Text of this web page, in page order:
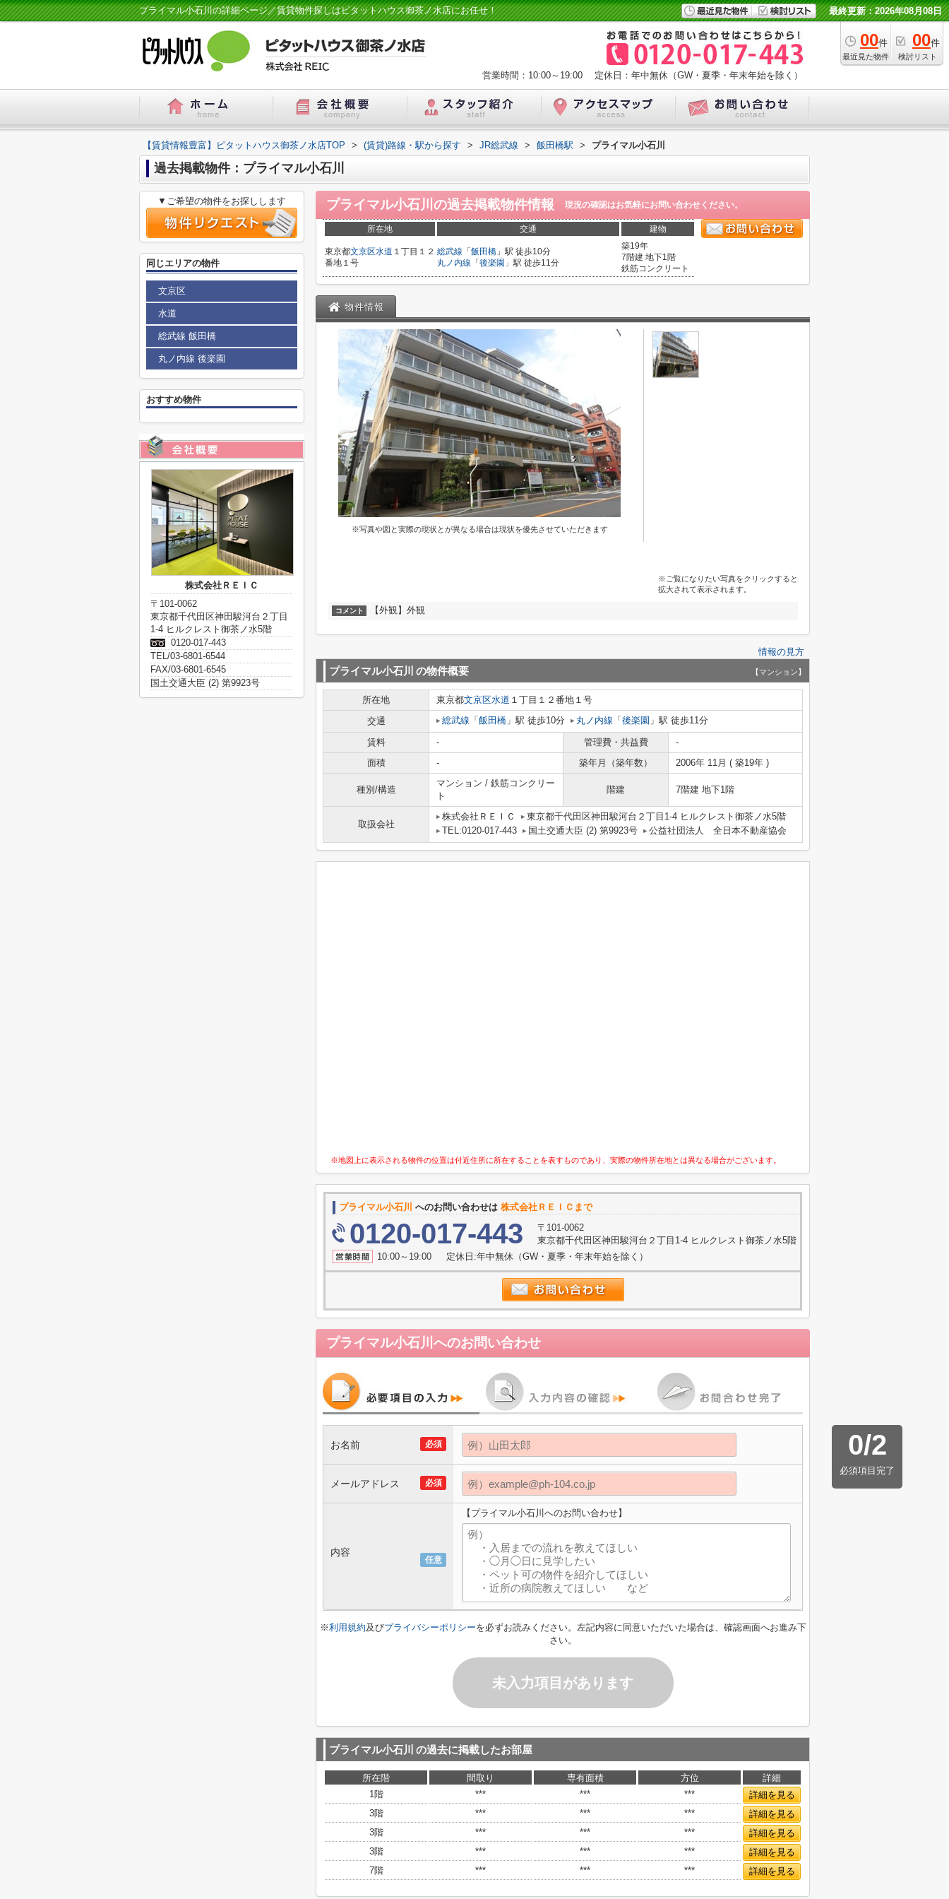
プライマル小石川の詳細ページ／賃貸物件探しはピタットハウス御茶ノ水店にお任せ！ 最終更新：2026年08月08日
00件
最近見た物件
00件
検討リスト
営業時間：10:00～19:00 定休日：年中無休（GW・夏季・年末年始を除く）
【賃貸情報豊富】ピタットハウス御茶ノ水店TOP > (賃貸)路線・駅から探す > JR総武線 > 飯田橋駅 > プライマル小石川
過去掲載物件：プライマル小石川
プライマル小石川 の過去掲載物件情報 現況の確認はお気軽にお問い合わせください。
所在地 交通 建物
東京都文京区水道 １丁目１２
番地１号
総武線 「 飯田橋 」駅 徒歩10分
丸ノ内線 「 後楽園 」駅 徒歩11分
築19年
7階建 地下1階
鉄筋コンクリート
物件情報
※写真や図と実際の現状とが異なる場合は現状を優先させていただきます
※ご覧になりたい写真をクリックすると
拡大されて表示されます。
コメント 【外観】外観
情報の見方
プライマル小石川 の物件概要 【マンション】
所在地 東京都文京区水道 １丁目１２番地１号
交通
総武線 「 飯田橋 」駅 徒歩10分 丸ノ内線 「 後楽園 」駅 徒歩11分
賃料 - 管理費・共益費
-
面積
- 築年月（築年数） 2006年 11月 ( 築19年 )
種別/構造
マンション / 鉄筋コンクリー
ト
階建 7階建 地下1階
取扱会社
株式会社ＲＥＩＣ
東京都千代田区神田駿河台２丁目1-4 ヒルクレスト御茶ノ水5階
TEL:0120-017-443
国土交通大臣 (2) 第9923号 公益社団法人 全日本不動産協会
※地図上に表示される物件の位置は付近住所に所在することを表すものであり、実際の物件所在地とは異なる場合がございます。
プライマル小石川 へのお問い合わせは 株式会社ＲＥＩＣまで
0120-017-443
〒101-0062
東京都千代田区神田駿河台２丁目1-4 ヒルクレスト御茶ノ水5階
10:00～19:00 定休日:年中無休（GW・夏季・年末年始を除く）
プライマル小石川 へのお問い合わせ
0/2
必須項目完了
必須
お名前
必須
メールアドレス
任意
内容
【プライマル小石川へのお問い合わせ】
※利用規約及びプライバシーポリシーを必ずお読みください。左記内容に同意いただいた場合は、確認画面へお進み下
さい。
未入力項目があります
プライマル小石川 の過去に掲載したお部屋
所在階 間取り 専有面積 方位
詳細
1階
*** *** ***
詳細を見る
3階
*** *** ***
詳細を見る
3階
*** *** ***
詳細を見る
3階
*** *** ***
詳細を見る
7階
*** *** *** 詳細を見る
▼ご希望の物件をお探しします
同じエリアの物件
文京区
水道
総武線 飯田橋
丸ノ内線 後楽園
おすすめ物件
株式会社ＲＥＩＣ
〒101-0062
東京都千代田区神田駿河台２丁目
1-4 ヒルクレスト御茶ノ水5階
0120-017-443
TEL/03-6801-6544
FAX/03-6801-6545
国土交通大臣 (2) 第9923号